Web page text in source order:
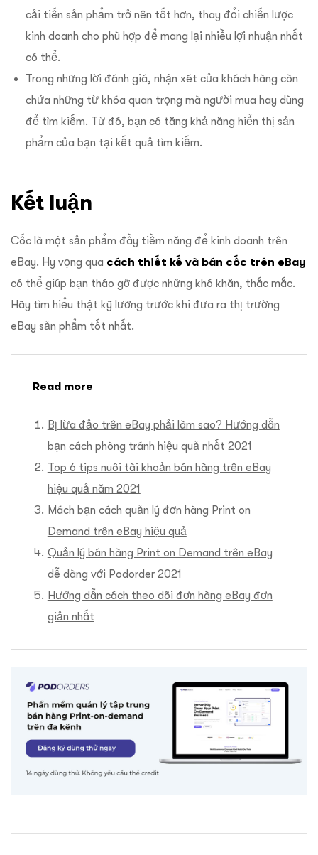
cải tiến sản phẩm trở nên tốt hơn, thay đổi chiến lược
kinh doanh cho phù hợp để mang lại nhiều lợi nhuận nhất
có thể.
Trong những lời đánh giá, nhận xét của khách hàng còn
chứa những từ khóa quan trọng mà người mua hay dùng
để tìm kiếm. Từ đó, bạn có tăng khả năng hiển thị sản
phẩm của bạn tại kết quả tìm kiếm.
Kết luận
Cốc là một sản phẩm đầy tiềm năng để kinh doanh trên
eBay. Hy vọng qua cách thiết kế và bán cốc trên eBay
có thể giúp bạn tháo gỡ được những khó khăn, thắc mắc.
Hãy tìm hiểu thật kỹ lưỡng trước khi đưa ra thị trường
eBay sản phẩm tốt nhất.
Read more
Bị lừa đảo trên eBay phải làm sao? Hướng dẫn
bạn cách phòng tránh hiệu quả nhất 2021
Top 6 tips nuôi tài khoản bán hàng trên eBay
hiệu quả năm 2021
Mách bạn cách quản lý đơn hàng Print on
Demand trên eBay hiệu quả
Quản lý bán hàng Print on Demand trên eBay
dễ dàng với Podorder 2021
Hướng dẫn cách theo dõi đơn hàng eBay đơn
giản nhất